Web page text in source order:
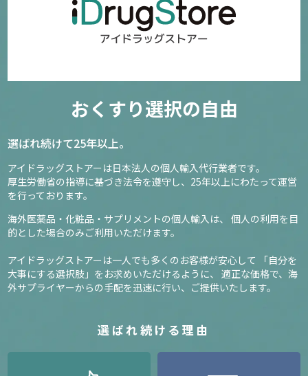
確認／選び直す
おくすり選択の自由
選ばれ続けて25年以上。
アイドラッグストアーは日本法人の個人輸入代行業者です。
厚生労働省の指導に基づき法令を遵守し、 25年以上にわたって運営
を行っております。
海外医薬品・化粧品・サプリメントの個人輸入は、 個人の利用を目
的とした場合のみご利用いただけます。
アイドラッグストアーは一人でも多くのお客様が安心して
「自分を
大事にする選択肢」をお求めいただけるように、 適正な価格で、海
外サプライヤーからの手配を迅速に行い、ご提供いたします。
選ばれ続ける理由